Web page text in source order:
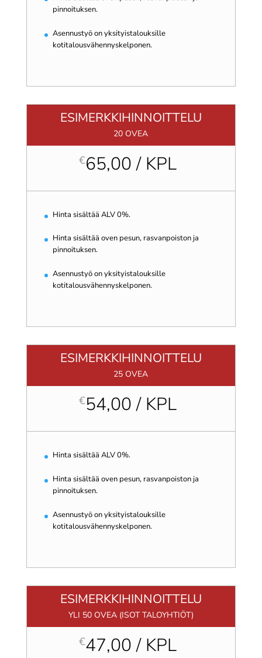
pinnoituksen.
Asennustyö on yksityistalouksille
kotitalousvähennyskelponen.
ESIMERKKIHINNOITTELU
20 OVEA
€65,00 / KPL
Hinta sisältää ALV 0%.
Hinta sisältää oven pesun, rasvanpoiston ja
pinnoituksen.
Asennustyö on yksityistalouksille
kotitalousvähennyskelponen.
ESIMERKKIHINNOITTELU
25 OVEA
€54,00 / KPL
Hinta sisältää ALV 0%.
Hinta sisältää oven pesun, rasvanpoiston ja
pinnoituksen.
Asennustyö on yksityistalouksille
kotitalousvähennyskelponen.
ESIMERKKIHINNOITTELU
YLI 50 OVEA (ISOT TALOYHTIÖT)
€47,00 / KPL